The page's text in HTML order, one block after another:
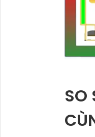
SO